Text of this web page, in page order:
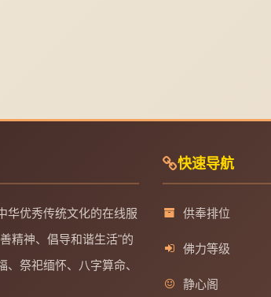
华优秀传统文化的在线服
精神、倡导和谐生活"的
祭祀缅怀、八字算命、
快速导航
供奉排位
佛力等级
静心阁